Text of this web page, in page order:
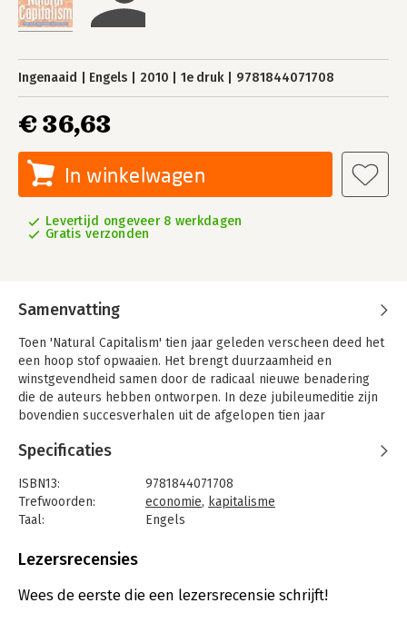
Ingenaaid Engels 2010 1e druk 9781844071708
€ 36,63
In winkelwagen
Levertijd ongeveer 8 werkdagen
Gratis verzonden
Samenvatting
Toen 'Natural Capitalism' tien jaar geleden verscheen deed het
een hoop stof opwaaien. Het brengt duurzaamheid en
winstgevendheid samen door de radicaal nieuwe benadering
die de auteurs hebben ontworpen. In deze jubileumeditie zijn
bovendien succesverhalen uit de afgelopen tien jaar
Specificaties
ISBN13:
9781844071708
Trefwoorden:
economie, kapitalisme
Taal:
Engels
Aantal pagina's:
Druk:
1
Lezersrecensies
Wees de eerste die een lezersrecensie schrijft!